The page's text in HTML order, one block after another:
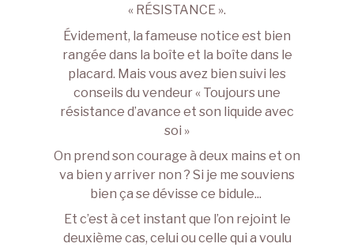
« RÉSISTANCE ».
Évidement, la fameuse notice est bien
rangée dans la boîte et la boîte dans le
placard. Mais vous avez bien suivi les
conseils du vendeur « Toujours une
résistance d’avance et son liquide avec
soi »
On prend son courage à deux mains et on
va bien y arriver non ? Si je me souviens
bien ça se dévisse ce bidule...
Et c’est à cet instant que l’on rejoint le
deuxième cas, celui ou celle qui a voulu